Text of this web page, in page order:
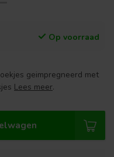
Op voorraad
geimpregneerd met
Lees meer.